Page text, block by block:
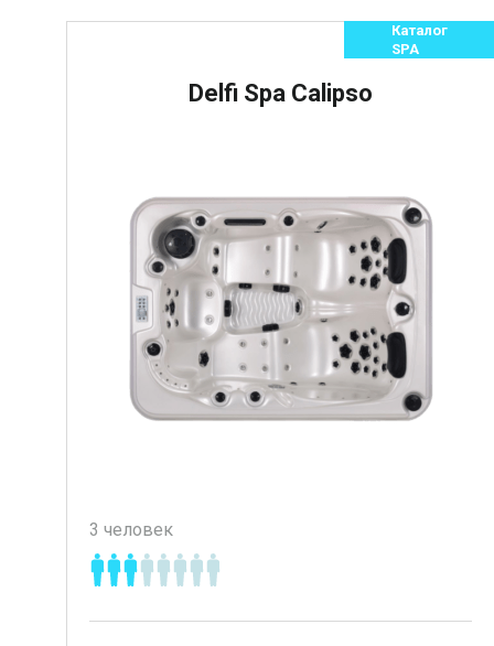
Delfi Spa Calipso
3 человек
Каталог
SPA